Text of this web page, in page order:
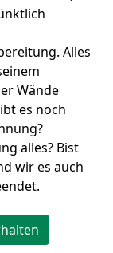
Alles
Wände
es noch
alles? Bist
wir es auch